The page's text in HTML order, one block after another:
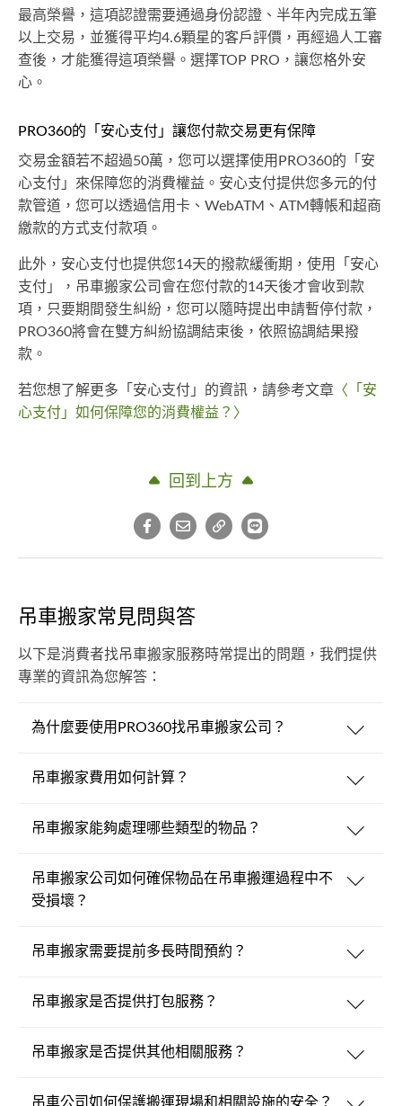
最高榮譽，這項認證需要通過身份認證、半年內完成五筆
以上交易，並獲得平均4.6顆星的客戶評價，再經過人工審
查後，才能獲得這項榮譽。選擇TOP PRO，讓您格外安
心。
PRO360的「安心支付」讓您付款交易更有保障
交易金額若不超過50萬，您可以選擇使用PRO360的「安
心支付」來保障您的消費權益。安心支付提供您多元的付
款管道，您可以透過信用卡、WebATM、ATM轉帳和超商
繳款的方式支付款項。
此外，安心支付也提供您14天的撥款緩衝期，使用「安心
支付」，吊車搬家公司會在您付款的14天後才會收到款
項，只要期間發生糾紛，您可以隨時提出申請暫停付款，
PRO360將會在雙方糾紛協調結束後，依照協調結果撥
款。
若您想了解更多「安心支付」的資訊，請參考文章 〈「安
心支付」如何保障您的消費權益？〉
回到上方
吊車搬家常見問與答
以下是消費者找吊車搬家服務時常提出的問題，我們提供
專業的資訊為您解答：
為什麼要使用PRO360找吊車搬家公司？
吊車搬家費用如何計算？
吊車搬家能夠處理哪些類型的物品？
吊車搬家公司如何確保物品在吊車搬運過程中不
受損壞？
吊車搬家需要提前多長時間預約？
吊車搬家是否提供打包服務？
吊車搬家是否提供其他相關服務？
吊車公司如何保護搬運現場和相關設施的安全？